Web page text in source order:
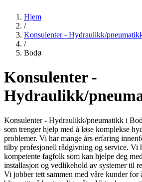
Hjem
/
Konsulenter - Hydraulikk/
/
Bodø
Konsulenter -
Hydraulikk/
Konsulenter - Hydraulikk/pneumatikk i
som trenger hjelp med å løse komplekse
problemer. Vi har mange års erfaring
tilby profesjonell rådgivning og service. Vi
kompetente fagfolk som kan hjelpe deg
installasjon og vedlikehold av systemer til
Vi jobber tett sammen med våre kunder for